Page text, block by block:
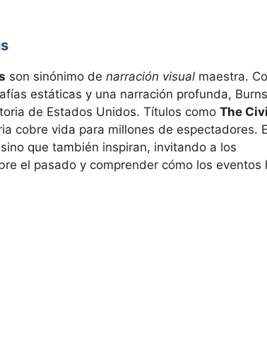
son sinónimo de narración visual maestra.
estáticas y una narración profunda,
de Estados Unidos. Títulos como The
cobre vida para millones de espectadores.
que también inspiran, invitando a los
el pasado y comprender cómo los eventos